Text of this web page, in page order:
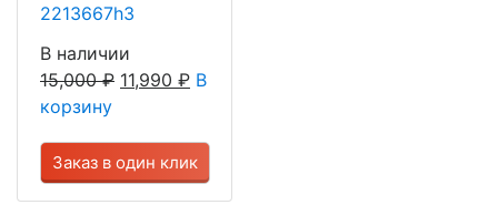
2213667h3
В наличии
15,000₽ 11,990 ₽ В
корзину
Заказ в один клик